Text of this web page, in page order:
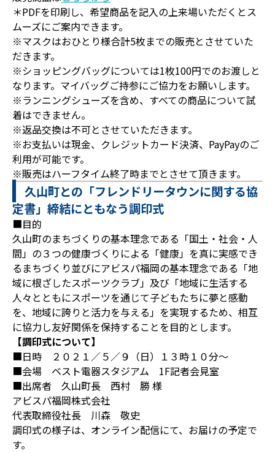
＊PDFを印刷し、希望商品を記入の上来場いただくとス
ムーズにご案内できます。
※マスクはおひとり様合計5枚までの販売とさせていた
だきます。
※ショッピングバッグについては1枚100円でのお渡しと
なります。マイバッグご持参にご協力をお願いします。
※ランニングシューズを含め、すべての商品について試
着はできません。
※返品交換は不可とさせていただきます。
※お支払いは現金、クレジットカード決済、PayPayのご
利用が可能です。
※販売はハーフタイム終了時までとさせて頂きます。
久山町との「フレンドリータウンに関する協
定書」締結にともなう調印式
■目的
久山町のまちづくりの基本理念である「国土・社会・人
間」の３つの健康づくりによる「健康」を真に実感でき
るまちづくり並びにアビスパ福岡の基本理念である「地
域に根ざしたスポーツクラブ」及び「地域に生活する
人々とともにスポーツを通じて子どもたちに夢と感動
を、地域に誇りと活力を与える」を実現するため、相互
に協力し友好関係を保持することを目的とします。
【調印式について】
■日時 ２０２１／５／９（日）１３時１０分～
■会場 ベスト電器スタジアム 1F記者会見室
■出席者 久山町長 西村 勝 様
アビスパ福岡株式会社
代表取締役社長 川森 敬史
調印式の様子は、オンライン配信にて、お届けの予定で
す。